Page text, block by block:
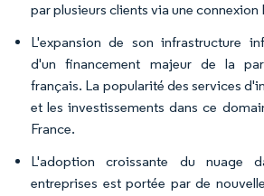
par plusieurs clients via une connexion
L'expansion de son infrastructure
d'un financement majeur de la
français. La popularité des services
et les investissements dans ce
France.
L'adoption croissante du nuage
entreprises est portée par de